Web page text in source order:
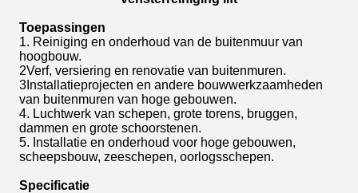
Toepassingen
1. Reiniging en onderhoud van de buitenmuur van
hoogbouw.
2Verf, versiering en renovatie van buitenmuren.
3Installatieprojecten en andere bouwwerkzaamheden
van buitenmuren van hoge gebouwen.
4. Luchtwerk van schepen, grote torens, bruggen,
dammen en grote schoorstenen.
5. Installatie en onderhoud voor hoge gebouwen,
scheepsbouw, zeeschepen, oorlogsschepen.
Specificatie